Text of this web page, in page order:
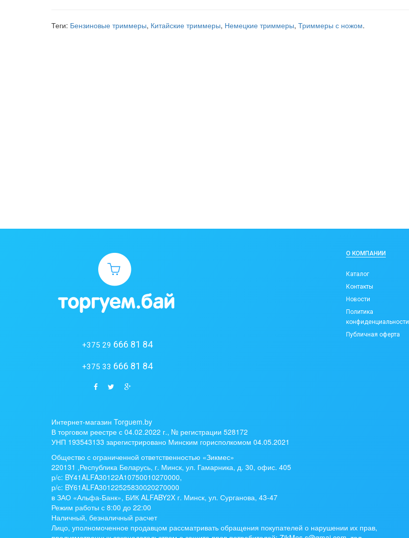
Теги: Бензиновые триммеры, Китайские триммеры, Немецкие триммеры, Триммеры с ножом.
+375 29 666 81 84
+375 33 666 81 84
О КОМПАНИИ
Каталог
Контакты
Новости
Политика
конфиденциальности
Публичная оферта
Интернет-магазин Torguem.by
В торговом реестре с 04.02.2022 г., № регистрации 528172
УНП 193543133 зарегистрировано Минским горисполкомом 04.05.2021
Общество с ограниченной ответственностью «Зикмес»
220131 ,Республика Беларусь, г. Минск, ул. Гамарника, д. 30, офис. 405
р/с: BY41ALFA30122A10750010270000,
р/с: BY61ALFA30122525830020270000
в ЗАО «Альфа-Банк», БИК ALFABY2X г. Минск, ул. Сурганова, 43-47
Режим работы с 8:00 до 22:00
Наличный, безналичный расчет
Лицо, уполномоченное продавцом рассматривать обращения покупателей о нарушении их прав,